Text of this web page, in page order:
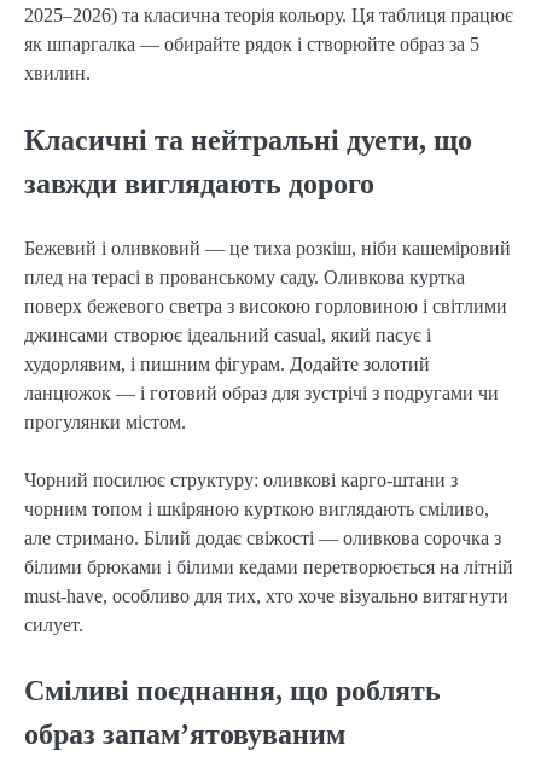
2025–2026) та класична теорія кольору. Ця таблиця працює
як шпаргалка — обирайте рядок і створюйте образ за 5
хвилин.
Класичні та нейтральні дуети, що
завжди виглядають дорого
Бежевий і оливковий — це тиха розкіш, ніби кашеміровий
плед на терасі в прованському саду. Оливкова куртка
поверх бежевого светра з високою горловиною і світлими
джинсами створює ідеальний casual, який пасує і
худорлявим, і пишним фігурам. Додайте золотий
ланцюжок — і готовий образ для зустрічі з подругами чи
прогулянки містом.
Чорний посилює структуру: оливкові карго-штани з
чорним топом і шкіряною курткою виглядають сміливо,
але стримано. Білий додає свіжості — оливкова сорочка з
білими брюками і білими кедами перетворюється на літній
must-have, особливо для тих, хто хоче візуально витягнути
силует.
Сміливі поєднання, що роблять
образ запам’ятовуваним